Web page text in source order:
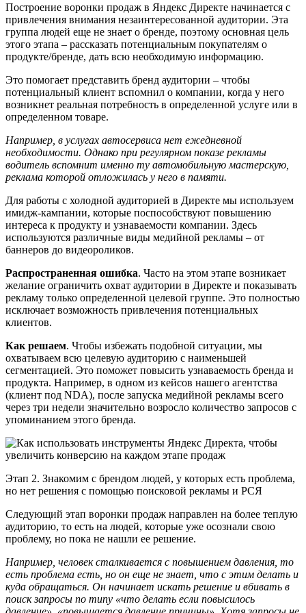
Построение воронки продаж в Яндекс Директе начинается с
привлечения внимания незаинтересованной аудитории. Эта
группа людей еще не знает о бренде, поэтому основная цель
этого этапа – рассказать потенциальным покупателям о
продукте/бренде, дать всю необходимую информацию.
Это помогает представить бренд аудитории – чтобы
потенциальный клиент вспомнил о компании, когда у него
возникнет реальная потребность в определенной услуге или в
определенном товаре.
Например, в услугах автосервиса нет ежедневной
необходимости. Однако при регулярном показе рекламы
водитель вспомнит именно ту автомобильную мастерскую,
реклама которой отложилась у него в памяти.
Для работы с холодной аудиторией в Директе мы используем
имидж-кампании, которые поспособствуют повышению
интереса к продукту и узнаваемости компании. Здесь
используются различные виды медийной рекламы – от
баннеров до видеороликов.
Распространенная ошибка. Часто на этом этапе возникает
желание ограничить охват аудитории в Директе и показывать
рекламу только определенной целевой группе. Это полностью
исключает возможность привлечения потенциальных
клиентов.
Как решаем. Чтобы избежать подобной ситуации, мы
охватываем всю целевую аудиторию с наименьшей
сегментацией. Это поможет повысить узнаваемость бренда и
продукта. Например, в одном из кейсов нашего агентства
(клиент под NDA), после запуска медийной рекламы всего
через три недели значительно возросло количество запросов с
упоминанием этого бренда.
Этап 2. Знакомим с брендом людей, у которых есть проблема,
но нет решения с помощью поисковой рекламы и РСЯ
Следующий этап воронки продаж направлен на более теплую
аудиторию, то есть на людей, которые уже осознали свою
проблему, но пока не нашли ее решение.
Например, человек сталкивается с повышением давления, то
есть проблема есть, но он еще не знает, что с этим делать и
куда обращаться. Он начинает искать решение и вбивать в
поиск запросы по типу «что делать если повысилось